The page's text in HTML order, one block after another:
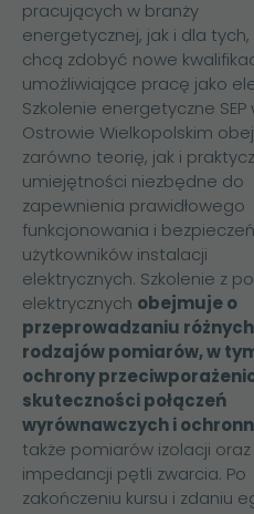
pracujących w branży
energetycznej, jak i dla tych,
chcą zdobyć nowe
umożliwiające pracę jako
Szkolenie energetyczne SEP
Ostrowie Wielkopolskim
zarówno teorię, jak i
umiejętności niezbędne do
zapewnienia prawidłowego
funkcjonowania i
użytkowników instalacji
elektrycznych. Szkolenie z
elektrycznych obejmuje o
przeprowadzaniu różnych
rodzajów pomiarów, w
ochrony
skuteczności połączeń
wyrównawczych i
także pomiarów izolacji oraz
impedancji pętli zwarcia. Po
zakończeniu kursu i zdaniu